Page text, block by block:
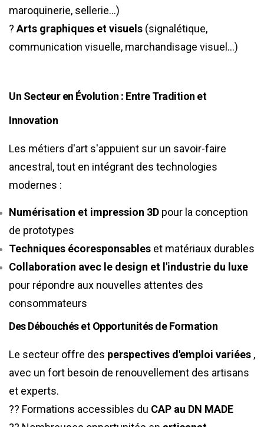
maroquinerie, sellerie…)
?Arts graphiques et visuels (signalétique,
communication visuelle, marchandisage visuel…)
Un Secteur en Évolution : Entre Tradition et
Innovation
Les métiers d'art s'appuient sur un savoir-faire
ancestral, tout en intégrant des technologies
modernes :
Numérisation et impression 3D pour la conception
de prototypes
Techniques écoresponsables et matériaux durables
Collaboration avec le design et l'industrie du luxe
pour répondre aux nouvelles attentes des
consommateurs
Des Débouchés et Opportunités de Formation
Le secteur offre des perspectives d'emploi variées ,
avec un fort besoin de renouvellement des artisans
et experts.
?? Formations accessibles du CAP au DN MADE